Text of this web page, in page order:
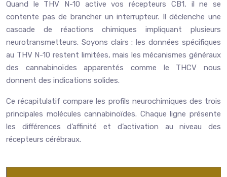
Quand le THV N-10 active vos récepteurs CB1, il ne se
contente pas de brancher un interrupteur. Il déclenche une
cascade de réactions chimiques impliquant plusieurs
neurotransmetteurs. Soyons clairs : les données spécifiques
au THV N-10 restent limitées, mais les mécanismes généraux
des cannabinoïdes apparentés comme le THCV nous
donnent des indications solides.
Ce récapitulatif compare les profils neurochimiques des trois
principales molécules cannabinoïdes. Chaque ligne présente
les différences d’affinité et d’activation au niveau des
récepteurs cérébraux.